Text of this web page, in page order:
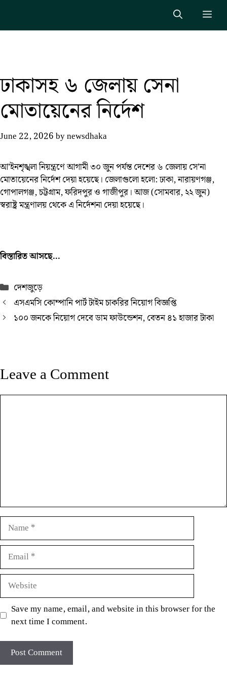
content
ঢাকাসহ ৬ জেলায় সেনা
মোতায়েনের নির্দেশ
June 22, 2026bynewsdhaka
আ’ইনশৃঙ্খলা নিয়ন্ত্রণে আগামী ৩০ জুন পর্যন্ত দেশের ৬ জেলায় সে’না
মোতায়েনের নির্দেশ দেয়া হয়েছে। জেলাগুলো হলো: ঢাকা, নারায়ণগঞ্জ,
গোপালগঞ্জ, চট্টগ্রাম, ফরিদপুর ও গাজীপুর। আজ (সোমবার, ২২ জুন)
স্বরাষ্ট্র মন্ত্রণালয় থেকে এ নির্দেশনা দেয়া হয়েছে।
বিস্তারিত আসছে…
Categories
দেশজুড়ে
এসএমসি কোম্পানি পার্ট টাইম চাকরির নিয়োগ বিজ্ঞপ্তি
১০০ জনকে নিয়োগ দেবে ডাম ফাউন্ডেশন, বেতন ৪১ হাজার টাকা
Leave a Comment
Comment
Name
Email
Website
Save my name, email, and website in this browser for the
next time I comment.